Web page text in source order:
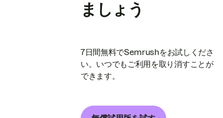
ましょう
7日間無料でSemrushをお試しくださ
い。いつでもご利用を取り消すことが
できます。